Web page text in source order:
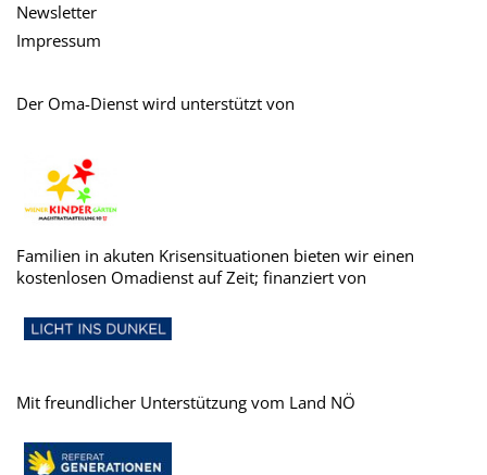
Newsletter
Impressum
Der Oma-Dienst wird unterstützt von
Familien in akuten Krisensituationen bieten wir einen
kostenlosen Omadienst auf Zeit; finanziert von
Mit freundlicher Unterstützung vom Land NÖ